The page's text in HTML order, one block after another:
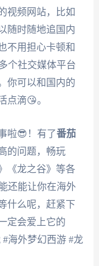
视频网站，比如
随时随地追国内
不用担心卡顿和
个社交媒体平台
你可以和国内的
点滴😘。
啦😎！有了番茄
的问题，畅玩
《龙之谷》等各
还能让你在海外
什么呢，赶紧下
定会爱上它的
海外梦幻西游 #龙